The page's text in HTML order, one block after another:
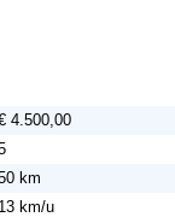
4.500,00
km
13 km/u